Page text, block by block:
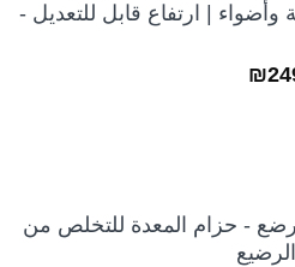
وأضواء | ارتفاع قابل للتعديل -
₪
- حزام المعدة للتخلص من